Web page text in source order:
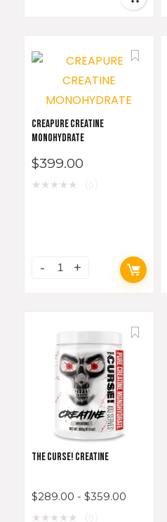
CREAPURE CREATINE
MONOHYDRATE
$399.00
★★★★★
THE CURSE! CREATINE
$289.00 - $359.00
★★★★★